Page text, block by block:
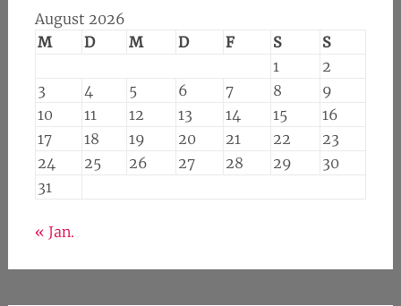
Meistgelesen
Kalender
August 2026